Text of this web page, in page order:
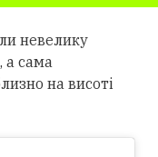
невелику
а сама
на висоті